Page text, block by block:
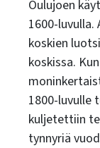
Oulujoen
1600-
koskien
koskissa.
1800-luvulle
kuljetettiin
tynnyriä